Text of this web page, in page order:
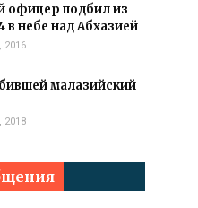
офицер подбил из
в небе над Абхазией
2016
малазийский
2018